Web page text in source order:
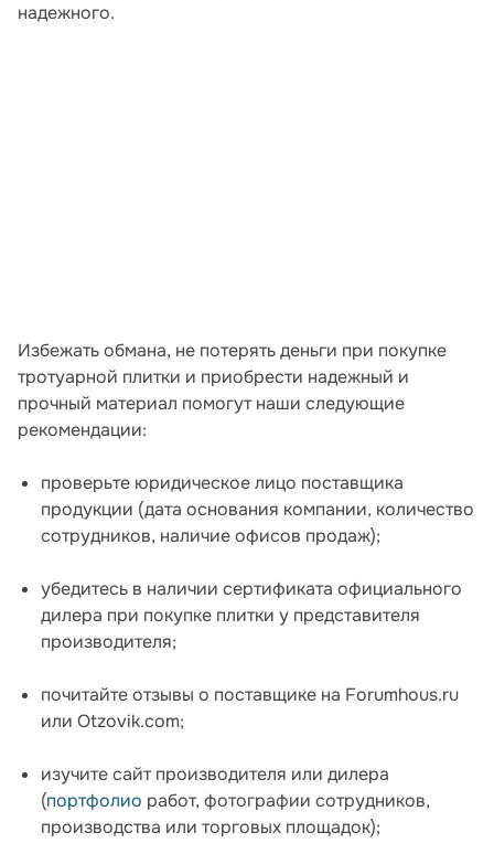
надежного.
Избежать обмана, не потерять деньги при покупке
тротуарной плитки и приобрести надежный и
прочный материал помогут наши следующие
рекомендации:
проверьте юридическое лицо поставщика
продукции (дата основания компании, количество
сотрудников, наличие офисов продаж);
убедитесь в наличии сертификата официального
дилера при покупке плитки у представителя
производителя;
почитайте отзывы о поставщике на Forumhous.ru
или Otzovik.com;
изучите сайт производителя или дилера
(портфолио работ, фотографии сотрудников,
производства или торговых площадок);